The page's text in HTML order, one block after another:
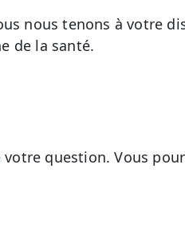
nous tenons à votre
de la santé.
question. Vous